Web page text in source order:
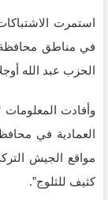
استمرت
في مناطق محافظة
الحزب عبد الله
وأفادت المعلومات
العمادية في
مواقع الجيش
كثيف للثلوج”.